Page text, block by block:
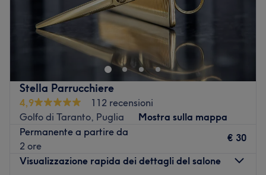
Stella Parrucchiere
4,9
112 recensioni
Golfo di Taranto, Puglia
Mostra sulla mappa
Permanente a partire da
2 ore
€ 30
Visualizzazione rapida dei dettagli del salone